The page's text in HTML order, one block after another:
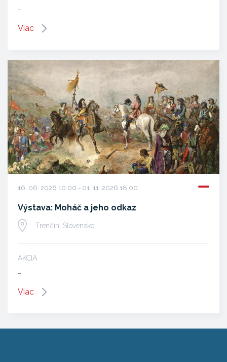
…
Viac
16. 06. 2026 10:00 - 01. 11. 2026 18:00
Výstava: Moháč a jeho odkaz
Trenčín, Slovensko
AKCIA
Viac